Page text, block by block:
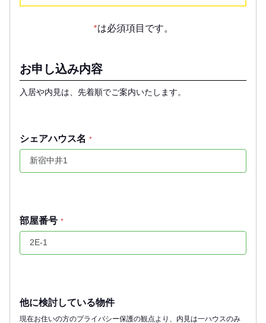
*は必須項目です。
お申し込み内容
入居や内見は、先着順でご案内いたします。
シェアハウス名 *
部屋番号 *
他に検討している物件
現在お住いの方のプライバシー保護の観点より、内見は一ハウスのみ